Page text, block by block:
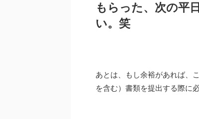
もらった、次の平
い。笑
あとは、もし余裕があれば、
を含む）書類を提出する際に